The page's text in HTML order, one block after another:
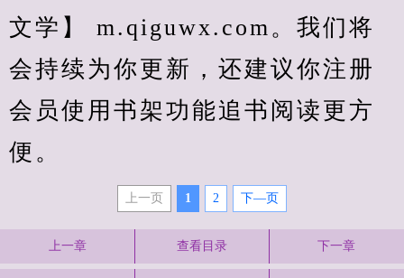
文学】 m.qiguwx.com。我们将
会持续为你更新，还建议你注册
会员使用书架功能追书阅读更方
便。
上一页 1 2 下—页
上一章 查看目录 下一章